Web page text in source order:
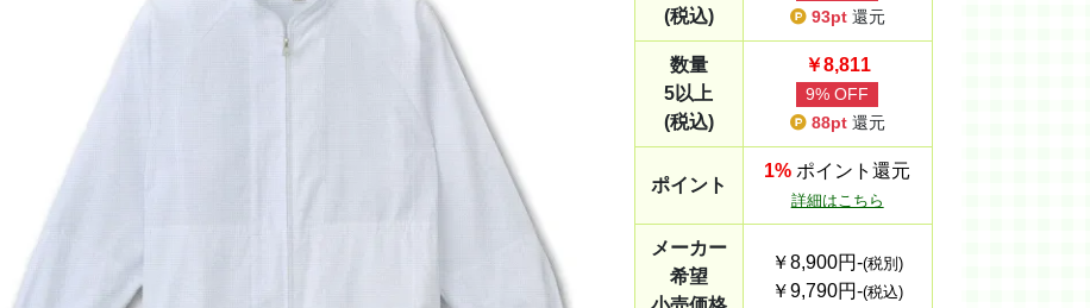
(税込)
93pt 還元
数量
5以上
(税込)
￥8,811
9% OFF
88pt 還元
ポイント
1% ポイント還元
詳細はこちら
メーカー
希望
￥8,900円-(税別)
￥9,790円-(税込)